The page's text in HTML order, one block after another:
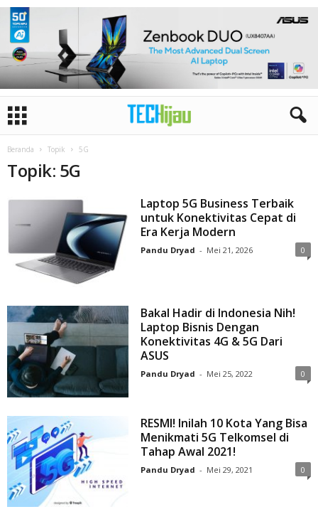
Beranda Topik 5G
Topik: 5G
Laptop 5G Business Terbaik
untuk Konektivitas Cepat di
Era Kerja Modern
Pandu Dryad - Mei 21, 2026 0
Bakal Hadir di Indonesia Nih!
Laptop Bisnis Dengan
Konektivitas 4G & 5G Dari
ASUS
Pandu Dryad - Mei 25, 2022 0
RESMI! Inilah 10 Kota Yang Bisa
Menikmati 5G Telkomsel di
Tahap Awal 2021!
Pandu Dryad - Mei 29, 2021 0